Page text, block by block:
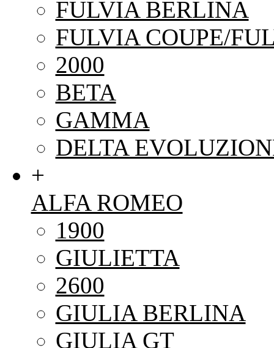
FULVIA BERLINA
FULVIA COUPE/
2000
BETA
GAMMA
DELTA
+
ALFA ROMEO
1900
GIULIETTA
2600
GIULIA BERLINA
GIULIA GT